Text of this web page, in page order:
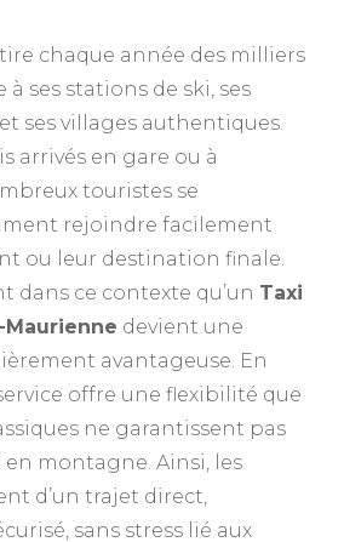
chaque année des milliers
à ses stations de ski, ses
ses villages authentiques.
arrivés en gare ou à
touristes se
rejoindre facilement
ou leur destination finale.
dans ce contexte qu’un Taxi
devient une
avantageuse. En
offre une flexibilité que
ne garantissent pas
montagne. Ainsi, les
d’un trajet direct,
sans stress lié aux